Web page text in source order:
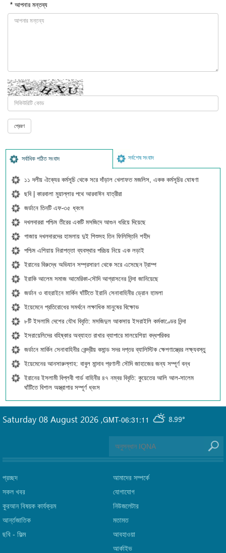
* আপনার মন্তব্য
সর্বাধিক পঠিত সংবাদ সর্বশেষ সংবাদ
১১ দলীয় ঐক্যের কর্মসূচি থেকে সরে দাঁড়াল খেলাফত মজলিস, একক কর্মসূচির ঘোষণা
ছবি | কারবালা মুয়াল্লার পথে আরবাঈন যাত্রীরা
জর্ডানে তিনটি এফ-৩৫ ধ্বংস
দখলদাররা পশ্চিম তীরের একটি মসজিদে আগুন ধরিয়ে দিয়েছে
গাজায় দখলদারদের হামলায় দুই শিশুসহ তিন ফিলিস্তিনি শহীদ
পশ্চিম এশিয়ায় নিরাপত্তা ব্যবস্থার পরিচয় নিয়ে এক লড়াই
ইরানের বিরুদ্ধে অভিযান সম্প্রসারণ থেকে সরে এসেছেন ট্রাম্প
ইরাকি আলেম সমাজ আমেরিকা-সৌদি আগ্রাসনের নিন্দা জানিয়েছে
জর্ডান ও বাহরাইনে মার্কিন ঘাঁটিতে ইরানি সেনাবাহিনীর ড্রোন হামলা
ইয়েমেনে প্রতিরোধের সমর্থনে লক্ষাধিক মানুষের বিক্ষোভ
৮টি ইসলামি দেশের যৌথ বিবৃতি: মসজিদুল আকসায় ইসরাইলি কর্মকাণ্ডের নিন্দা
ইসরায়েলিদের বহিষ্কার অব্যাহত রাখার ব্যাপারে মালয়েশিয়া বদ্ধপরিকর
জর্ডানে মার্কিন সেনাবাহিনীর কেন্দ্রীয় কমান্ড সদর দপ্তর ব্যালিস্টিক ক্ষেপণাস্ত্রের লক্ষ্যবস্তু
ইয়েমেনের আনসারুল্লাহ: বাবুল মান্দাব প্রণালী সৌদি জাহাজের জন্য সম্পূর্ণ বন্ধ
ইরানের ইসলামী বিপ্লবী গার্ড বাহিনীর ৪৭ নম্বর বিবৃতি: কুয়েতের আলি আল-সালেম
ঘাঁটিতে বিশাল অস্ত্রাগার সম্পূর্ণ ধ্বংস
GMT-06:31:11 8.99°
Saturday 08 August 2026 ,
প্রচ্ছদ
সকল খবর
কুরআন বিষয়ক কার্যক্রম
আর্ন্তজাতিক
ছবি‎ - ফিল্ম
আমাদের সম্পর্কে
যোগাযোগ
নিউজলেটার
মতামত
আবহাওয়া
আর্কাইভ